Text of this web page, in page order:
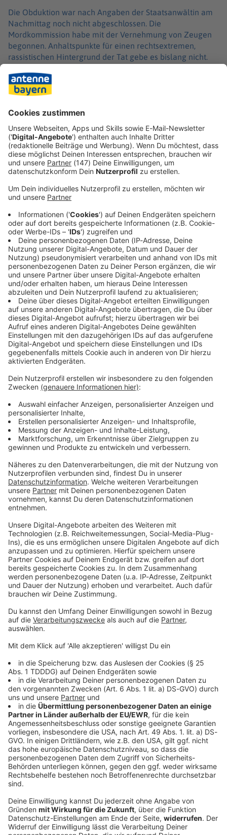
Die Obduktion war nach Angaben der Staatsanwältin am
Nachmittag noch nicht abgeschlossen. Die
Mordkommission habe mit der Vernehmung von Zeugen
begonnen. Anhaltspunkte für einen rechtsextremen,
rassistischen Hintergrund der Tat gebe es bislang nicht.
Die Polizei sucht dringend Zeugen, die Angaben zu dem
Geschehen oder zum Täter machen können. Einen
Verdächtigen gebe es bislang nicht. Unklar sei auch ob
Wertsachen des Jugendlichen fehlen. Die Eltern seien
Immer auf dem Laufenden
bleiben!
Verpass' nichts mehr - mit unserem kostenlosen
ANTENNE BAYERN Newsletter. Ob Nachrichten,
Lifestyle oder unsere neuesten Aktionen - wir
informieren dich.
Zum Newsletter anmelden
Du möchtest uns etwas sagen?
Studio Hotline
Kontaktformular
Sprachnachricht
© dpa-infocom, dpa:260129-930-612373/4
Welt
Schüsse an Schule nahe Bangkok: mindestens
sieben Tote